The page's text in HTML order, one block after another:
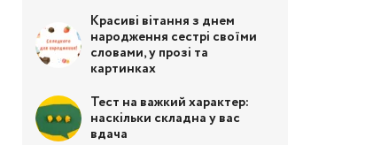
Красиві вітання з днем
народження сестрі своїми
словами, у прозі та
картинках
Тест на важкий характер:
наскільки складна у вас
вдача